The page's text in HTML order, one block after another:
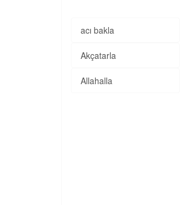
acı bakla
Akçatarla
Allahalla